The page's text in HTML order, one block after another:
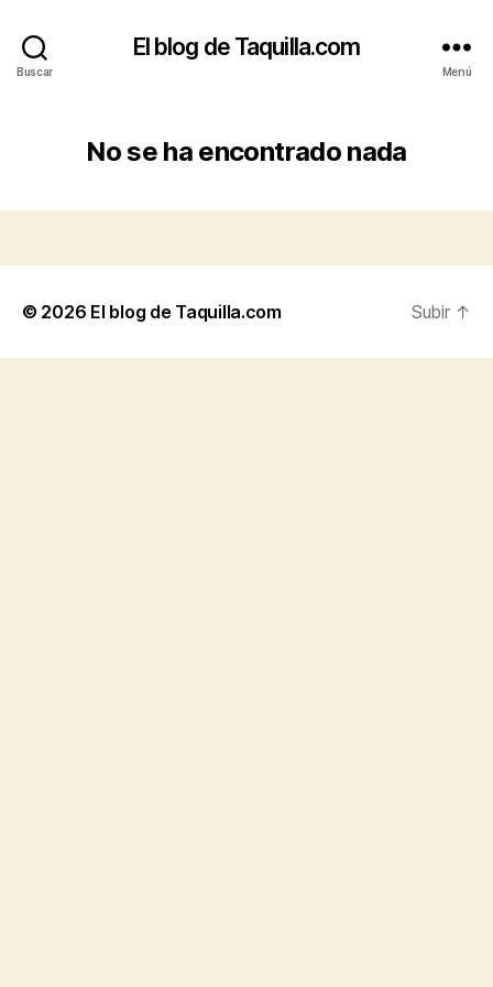
Buscar
El blog de Taquilla.com
Menú
No se ha encontrado nada
© 2026 El blog de Taquilla.com Subir ↑